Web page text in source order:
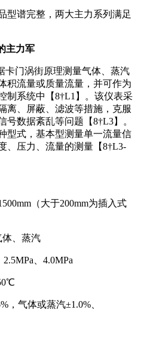
型谱完整，两大主力系列满足
主力军
卡门涡街原理测量气体、蒸汽
积流量或质量流量，并可作为
制系统中【8†L1】。该仪表采
离、屏蔽、滤波等措施，克服
号数据紊乱等问题【8†L3】。
型式，基本型测量单一流量信
、压力、流量的测量【8†L3-
（大于200mm为插入式
、蒸汽
2.5MPa、4.0MPa
，气体或蒸汽±1.0%、